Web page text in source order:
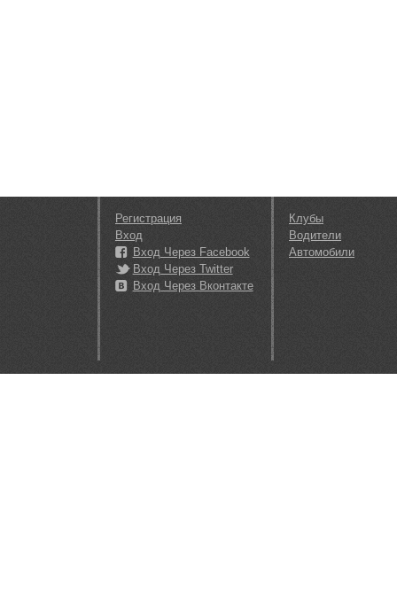
Регистрация
Вход
Вход Через Facebook
Вход Через Twitter
Вход Через Вконтакте
Клубы
Водители
Автомобили